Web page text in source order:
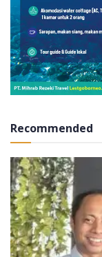
Recommended